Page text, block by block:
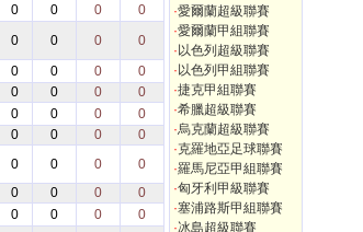
0 0 0
0
0 0 0
0
0 0 0
0
0 0 0
0
0 0 0
0
0 0 0
0
0 0 0
0
0 0 0
0
0 0 0
0
·愛爾蘭超級聯賽
·愛爾蘭甲組聯賽
· 以色列超級聯賽
· 以色列甲組聯賽
·捷克甲組聯賽
·希臘超級聯賽
·烏克蘭超級聯賽
·克羅地亞足球聯賽
·羅馬尼亞甲組聯賽
·匈牙利甲級聯賽
·塞浦路斯甲組聯賽
·冰島超級聯賽